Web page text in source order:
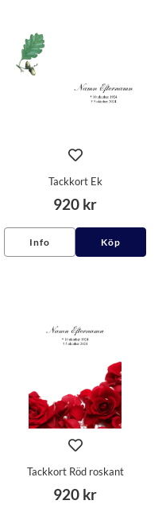
Tackkort Ek
920 kr
Info Köp
Tackkort Röd roskant
920 kr